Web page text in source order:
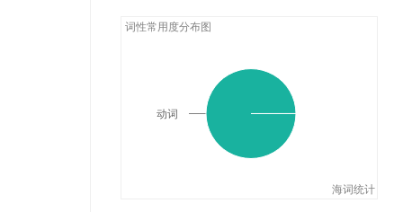
词性常用度分布图
海词统计
动词